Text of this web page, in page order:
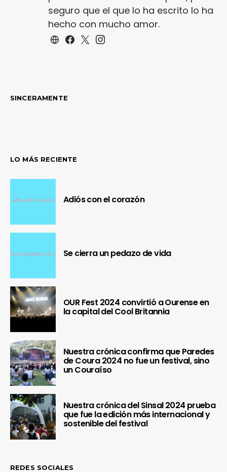
seguro que el que lo ha escrito lo ha
hecho con mucho amor.
SINCERAMENTE
LO MÁS RECIENTE
Adiós con el corazón
Se cierra un pedazo de vida
OUR Fest 2024 convirtió a Ourense en
la capital del Cool Britannia
Nuestra crónica confirma que Paredes
de Coura 2024 no fue un festival, sino
un Couraíso
Nuestra crónica del Sinsal 2024 prueba
que fue la edición más internacional y
sostenible del festival
REDES SOCIALES